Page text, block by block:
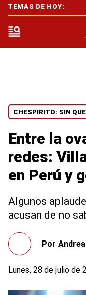
CHESPIRITO: SIN
Entre la
redes:
en Perú y
Algunos
acusan de no
Por
Lunes, 28 de julio de
TEMAS DE HOY: